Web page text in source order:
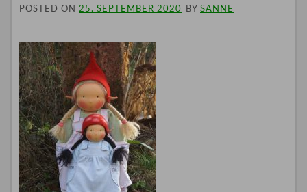
POSTED ON 25. SEPTEMBER 2020 BY SANNE